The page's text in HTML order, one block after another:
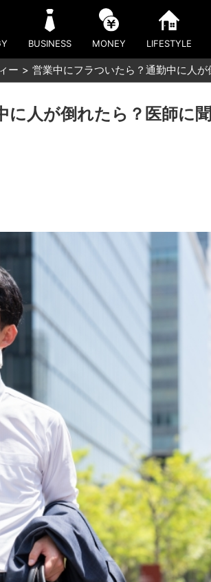
BUSINESS MONEY LIFESTYLE
ー 営業中にフラついたら？通勤中に人
人が倒れたら？医師に